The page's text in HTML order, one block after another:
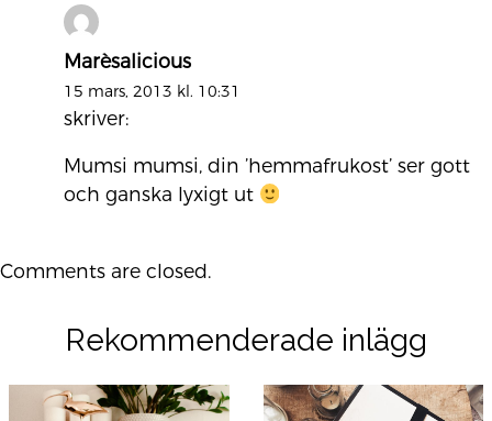
Marèsalicious
15 mars, 2013 kl. 10:31
skriver:
Mumsi mumsi, din ’hemmafrukost’ ser gott
och ganska lyxigt ut
Comments are closed.
Rekommenderade inlägg